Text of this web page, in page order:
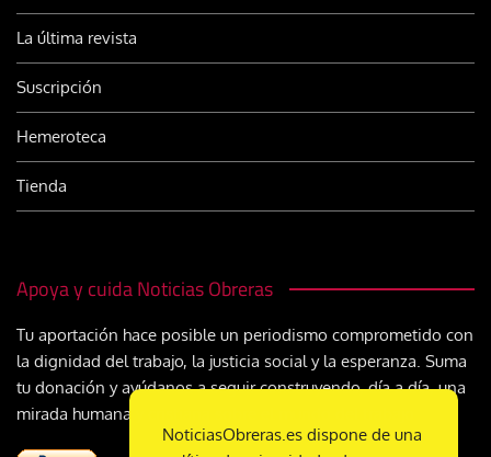
La última revista
Suscripción
Hemeroteca
Tienda
Apoya y cuida Noticias Obreras
Tu aportación hace posible un periodismo comprometido con
la dignidad del trabajo, la justicia social y la esperanza. Suma
tu donación y ayúdanos a seguir construyendo, día a día, una
mirada humana y cristiana sobre el mundo del trabajo
NoticiasObreras.es dispone de una